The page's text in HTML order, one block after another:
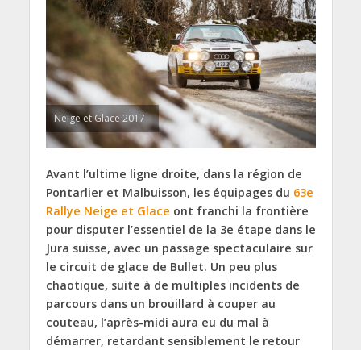
Neige et Glace 2017
Avant l’ultime ligne droite, dans la région de
Pontarlier et Malbuisson, les équipages du 63e
Rallye Neige et Glace ont franchi la frontière
pour disputer l’essentiel de la 3e étape dans le
Jura suisse, avec un passage spectaculaire sur
le circuit de glace de Bullet. Un peu plus
chaotique, suite à de multiples incidents de
parcours dans un brouillard à couper au
couteau, l’après-midi aura eu du mal à
démarrer, retardant sensiblement le retour